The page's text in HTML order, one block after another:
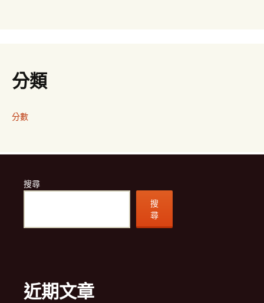
分類
分數
搜尋
搜
尋
近期文章